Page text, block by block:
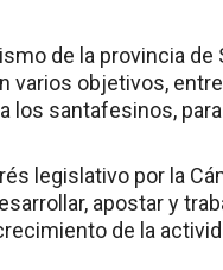
de la provincia
objetivos,
santafesinos,
legislativo por la
apostar y
de la